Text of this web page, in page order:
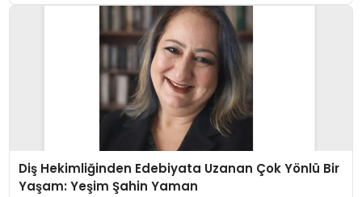
Diş Hekimliğinden Edebiyata Uzanan Çok Yönlü Bir
Yaşam: Yeşim Şahin Yaman